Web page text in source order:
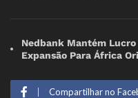
Nedbank Mantém
Expansão Para África
Compartilhar no